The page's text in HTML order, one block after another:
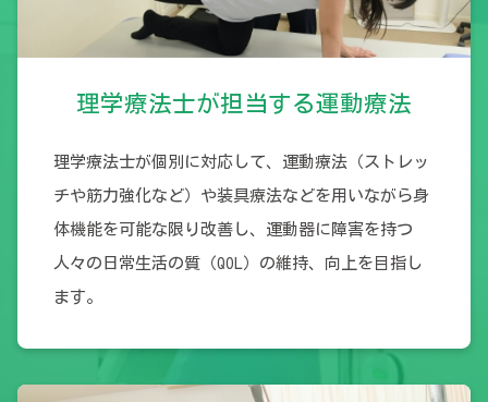
理学療法士が担当する運動療法
理学療法士が個別に対応して、運動療法（ストレッ
チや筋力強化など）や装具療法などを用いながら身
体機能を可能な限り改善し、運動器に障害を持つ
人々の日常生活の質（QOL）の維持、向上を目指し
ます。